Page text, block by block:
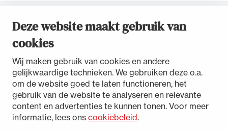
Deze website maakt gebruik van
cookies
Wij maken gebruik van cookies en andere
gelijkwaardige technieken. We gebruiken deze o.a.
om de website goed te laten functioneren, het
gebruik van de website te analyseren en relevante
content en advertenties te kunnen tonen. Voor meer
informatie, lees ons cookiebeleid.
Toegankelijkheidsverklaring
Disclaimer
Cookies beheren
Alle wet- en regelgeving voor de advocatuur.